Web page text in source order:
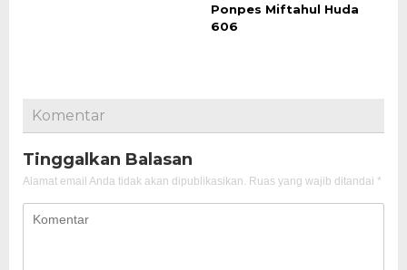
Ponpes Miftahul Huda
606
Komentar
Tinggalkan Balasan
Alamat email Anda tidak akan dipublikasikan. Ruas yang wajib ditandai *